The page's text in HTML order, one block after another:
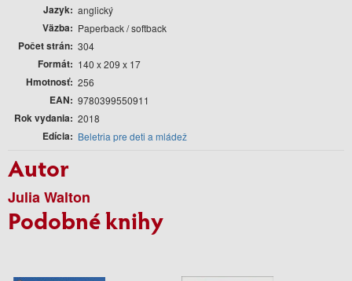
Jazyk anglický
Väzba Paperback / softback
Počet strán 304
Formát 140 x 209 x 17
Hmotnosť 256
EAN 9780399550911
Rok vydania 2018
Edícia Beletria pre deti a mládež
Autor
Julia Walton
Podobné knihy